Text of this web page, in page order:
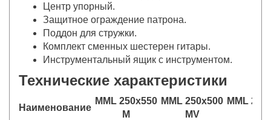
Центр упорный.
Защитное ограждение патрона.
Поддон для стружки.
Комплект сменных шестерен гитары.
Инструментальный ящик с инструментом.
Технические характеристики
Наименование
MML 250x550
M
MML 250x500
MV
MML